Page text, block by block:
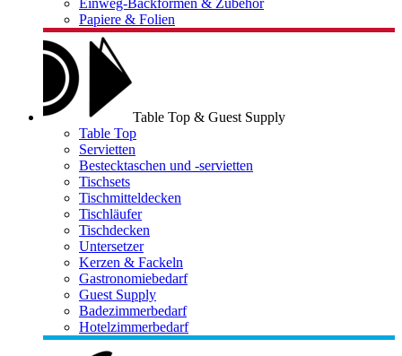
Einweg-Backformen & Zubehör
Papiere & Folien
Table Top & Guest Supply
Table Top
Servietten
Bestecktaschen und -servietten
Tischsets
Tischmitteldecken
Tischläufer
Tischdecken
Untersetzer
Kerzen & Fackeln
Gastronomiebedarf
Guest Supply
Badezimmerbedarf
Hotelzimmerbedarf